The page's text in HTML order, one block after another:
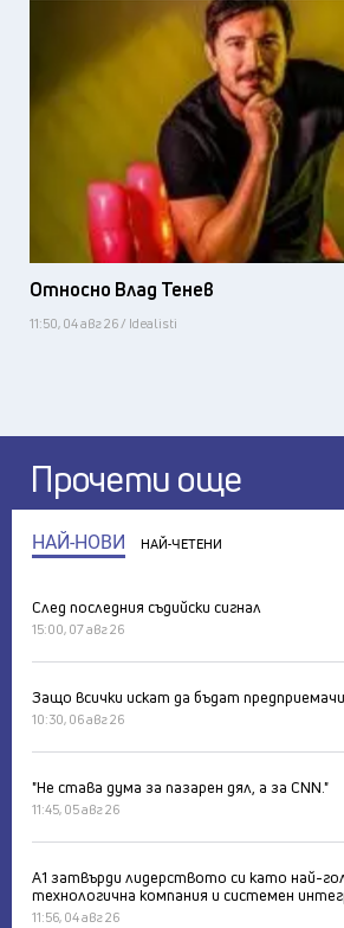
Относно Влад Тенев
11:50, 04 авг 26 / Idealisti
Прочети още
НАЙ-НОВИ НАЙ-ЧЕТЕНИ
След последния съдийски сигнал
15:00, 07 авг 26
Защо всички искат да бъдат предприемачи
10:30, 06 авг 26
"Не става дума за пазарен дял, а за CNN."
11:45, 05 авг 26
А1 затвърди лидерството си като най-
технологична компания и системен
11:56, 04 авг 26